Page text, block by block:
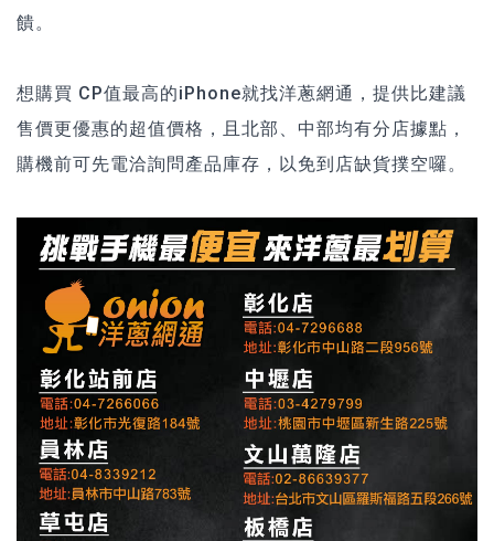
饋。
想購買 CP值最高的iPhone就找洋蔥網通，提供比建議
售價更優惠的超值價格，且北部、中部均有分店據點，
購機前可先電洽詢問產品庫存，以免到店缺貨撲空囉。